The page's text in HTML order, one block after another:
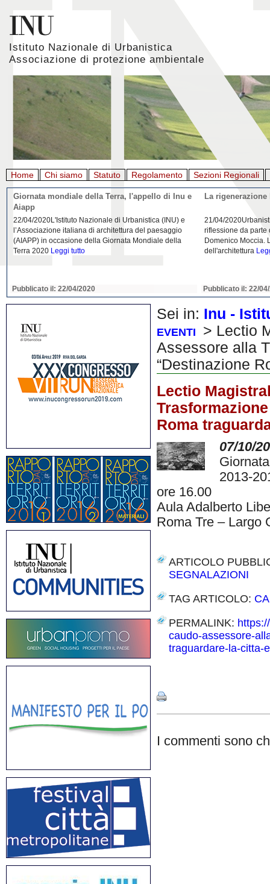
Istituto Nazionale di Urbanistica
Associazione di protezione ambientale
Home Chi siamo Statuto Regolamento Sezioni Regionali
Giornata mondiale della Terra, l'appello di Inu e
Aiapp
22/04/2020L'Istituto Nazionale di Urbanistica (INU) e
l’Associazione italiana di architettura del paesaggio
(AIAPP) in occasione della Giornata Mondiale della
Terra 2020 Leggi tutto
Pubblicato il: 22/04/2020
La
21/04/
riflessione da parte
Domenico Moccia.
dell'architettura
Pubblicato il: 22/
Sei in: Inu -
EVENTI
> Lectio
Assessore alla
“Destinazione
Lectio
Roma
07/10/
2013-
ore 16.00
Aula Adalberto
Roma Tre – Largo
ARTICOLO
SEGNALAZIONI
TAG ARTICOLO:
PERMALINK:
caudo-assessore-
traguardare-la-citta-
I commenti sono